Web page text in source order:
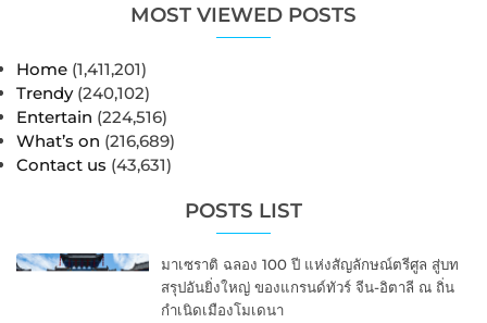
MOST VIEWED POSTS
Home (1,411,201)
Trendy (240,102)
Entertain (224,516)
What’s on (216,689)
Contact us (43,631)
POSTS LIST
มาเซราติ ฉลอง 100 ปี แห่งสัญลักษณ์ตรีศูล สู่บท
สรุปอันยิ่งใหญ่ ของแกรนด์ทัวร์ จีน-อิตาลี ณ ถิ่น
กำเนิดเมืองโมเดนา